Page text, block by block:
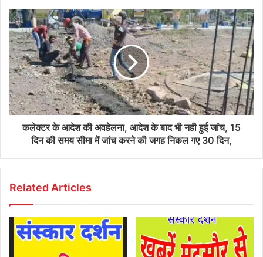
कलेक्टर के आदेश की अवहेलना, आदेश के बाद भी नही हुई जांच, 15
दिन की समय सीमा में जांच करने की जगह निकल गए 30 दिन,
Related Articles